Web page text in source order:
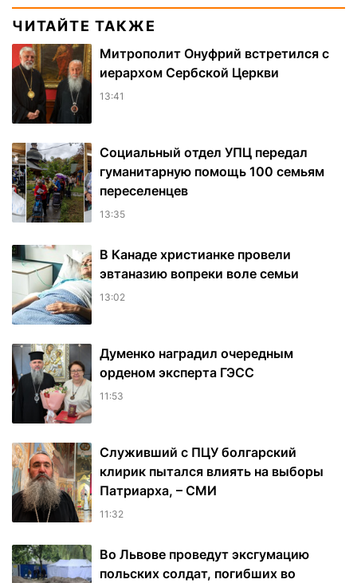
ЧИТАЙТЕ ТАКЖЕ
Митрополит Онуфрий встретился с
иерархом Сербской Церкви
13:41
Социальный отдел УПЦ передал
гуманитарную помощь 100 семьям
переселенцев
13:35
В Канаде христианке провели
эвтаназию вопреки воле семьи
13:02
Думенко наградил очередным
орденом эксперта ГЭСС
11:53
Служивший с ПЦУ болгарский
клирик пытался влиять на выборы
Патриарха, – СМИ
11:32
Во Львове проведут эксгумацию
польских солдат, погибших во